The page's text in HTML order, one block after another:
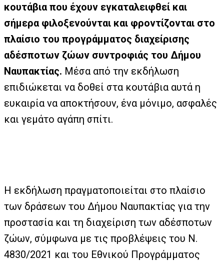
κουτάβια που έχουν εγκαταλειφθεί και
σήμερα φιλοξενούνται και φροντίζονται στο
πλαίσιο του προγράμματος διαχείρισης
αδέσποτων ζώων συντροφιάς του Δήμου
Ναυπακτίας. Μέσα από την εκδήλωση
επιδιώκεται να δοθεί στα κουτάβια αυτά η
ευκαιρία να αποκτήσουν, ένα μόνιμο, ασφαλές
και γεμάτο αγάπη σπίτι.
Η εκδήλωση πραγματοποιείται στο πλαίσιο
των δράσεων του Δήμου Ναυπακτίας για την
προστασία και τη διαχείριση των αδέσποτων
ζώων, σύμφωνα με τις προβλέψεις του Ν.
4830/2021 και του Εθνικού Προγράμματος